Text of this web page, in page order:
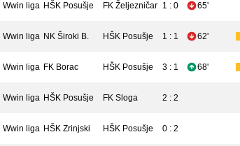
Wwin liga HŠK Posušje FK Željezničar 1 : 0 65'
Wwin liga NK Široki B. HŠK Posušje 1 : 1 62'
Wwin liga FK Borac HŠK Posušje 3 : 1 68'
Wwin liga HŠK Posušje FK Sloga 2 : 2
Wwin liga HŠK Zrinjski HŠK Posušje 0 : 2